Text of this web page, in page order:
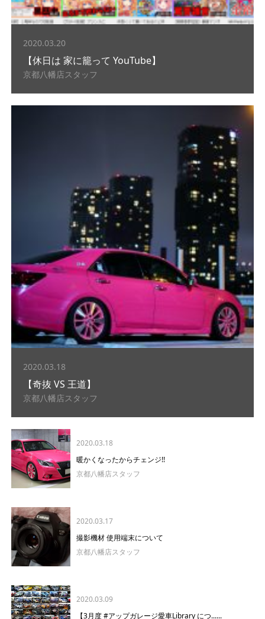
2020.03.20
【休日は 家に籠って YouTube】
京都八幡店スタッフ
2020.03.18
【奇抜 VS 王道】
京都八幡店スタッフ
2020.03.18
暖かくなったからチェンジ!!
京都八幡店スタッフ
2020.03.17
撮影機材 使用端末について
京都八幡店スタッフ
2020.03.09
【3月度 #アップガレージ愛車Library につ......